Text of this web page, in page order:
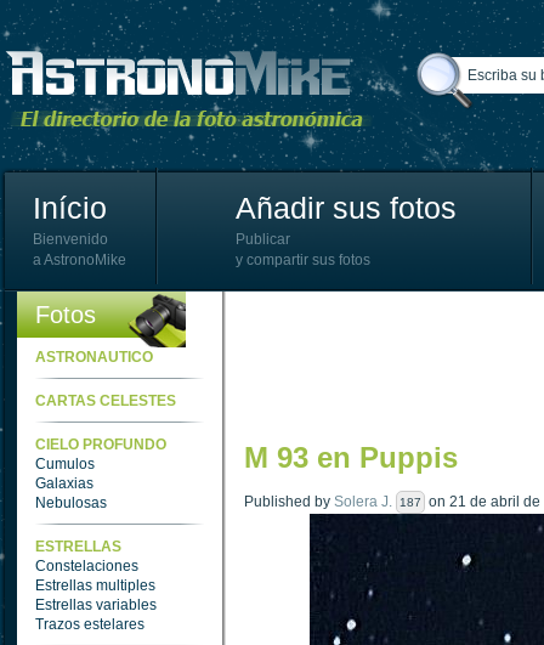
Início
Bienvenido
a AstronoMike
Añadir sus fotos
Publicar
y compartir sus fotos
Fotos
ASTRONAUTICO
CARTAS CELESTES
CIELO PROFUNDO
Cumulos
Galaxias
Nebulosas
ESTRELLAS
Constelaciones
Estrellas multiples
Estrellas variables
Trazos estelares
M 93 en Puppis
Published by Solera J. 187 on 21 de abril